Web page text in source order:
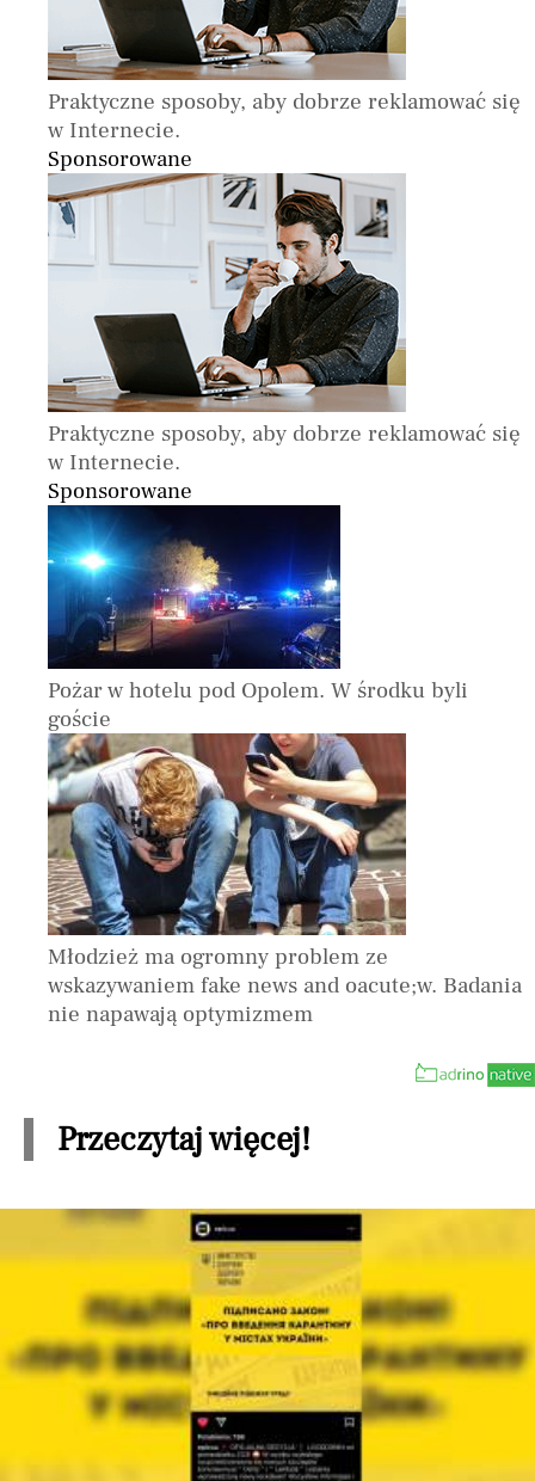
Praktyczne sposoby, aby dobrze reklamować się
w Internecie.
Sponsorowane
Praktyczne sposoby, aby dobrze reklamować się
w Internecie.
Sponsorowane
Pożar w hotelu pod Opolem. W środku byli
goście
Młodzież ma ogromny problem ze
wskazywaniem fake news and oacute;w. Badania
nie napawają optymizmem
Przeczytaj więcej!